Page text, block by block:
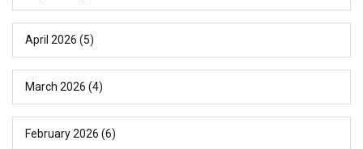
April 2026 (5)
March 2026 (4)
February 2026 (6)